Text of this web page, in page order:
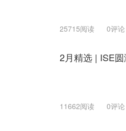
25715阅读 0评论
2月精选 | ISE
11662阅读 0评论